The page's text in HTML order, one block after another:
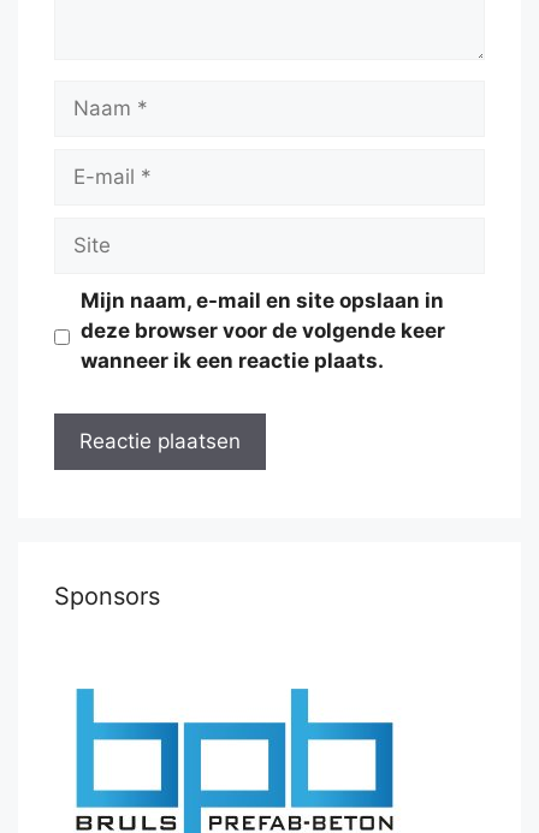
Naam
Site
Mijn naam, e-mail en site opslaan in
deze browser voor de volgende keer
wanneer ik een reactie plaats.
Sponsors